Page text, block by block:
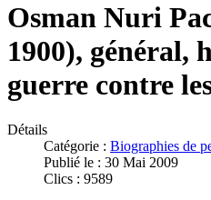
Osman Nuri
1900), général,
guerre contre
Détails
Catégorie : Biographies de
Publié le : 30 Mai 2009
Clics : 9589